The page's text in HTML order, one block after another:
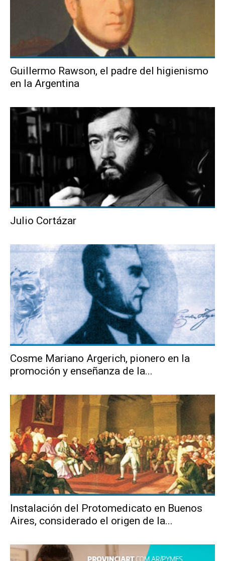
Guillermo Rawson, el padre del higienismo
en la Argentina
Julio Cortázar
Cosme Mariano Argerich, pionero en la
promoción y enseñanza de la...
Instalación del Protomedicato en Buenos
Aires, considerado el origen de la...